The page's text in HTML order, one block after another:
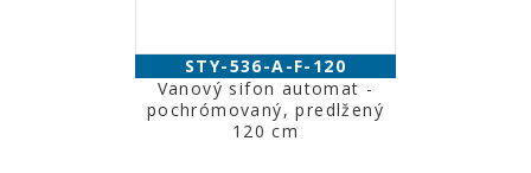
STY-536-A-F-120
Vanový sifon automat -
pochrómovaný, predlžený
120 cm